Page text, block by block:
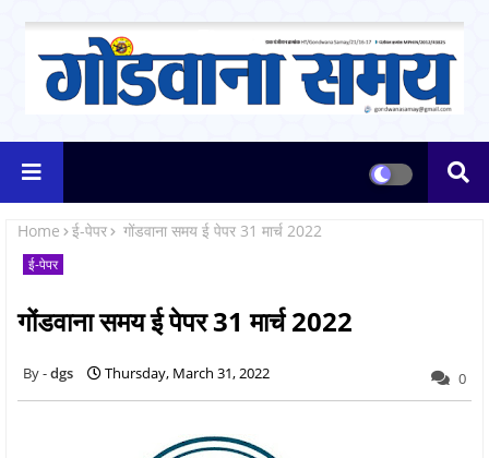
Home ई-पेपर गोंडवाना समय ई पेपर 31 मार्च 2022
ई-पेपर
गोंडवाना समय ई पेपर 31 मार्च 2022
dgs Thursday, March 31, 2022 0